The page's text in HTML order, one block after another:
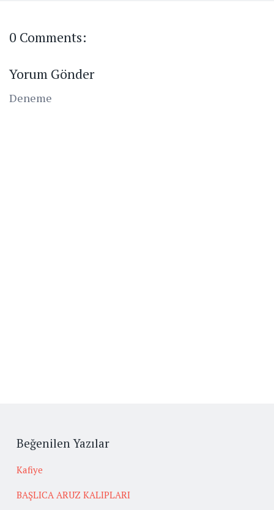
0 Comments:
Yorum Gönder
Deneme
Beğenilen Yazılar
Kafiye
BAŞLICA ARUZ KALIPLARI